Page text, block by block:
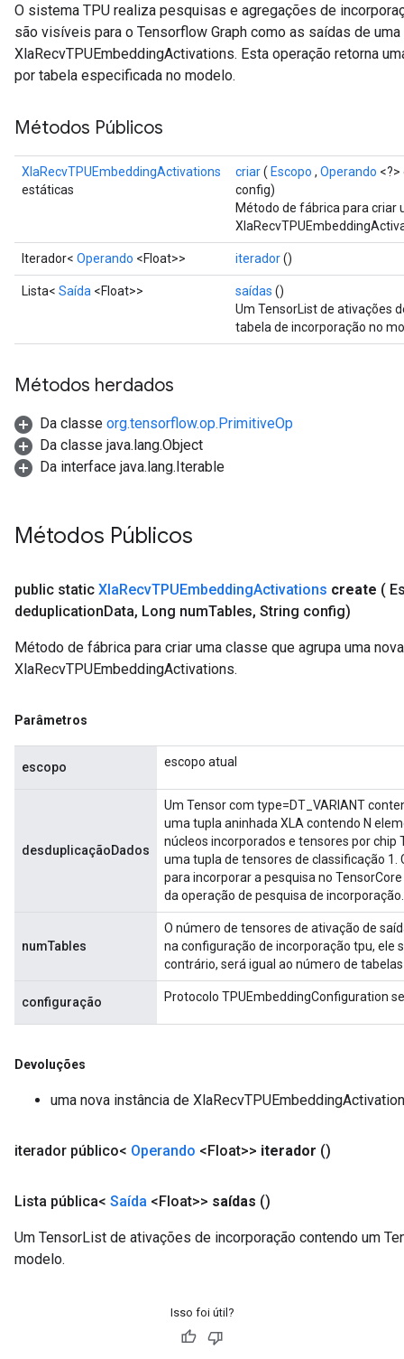
O sistema TPU realiza pesquisas e agregações de
são visíveis para o Tensorflow Graph como as saídas de
XlaRecvTPUEmbeddingActivations. Esta operação retorna
por tabela especificada no modelo.
Métodos Públicos
XlaRecvTPUEmbeddingActivations
estáticas
criar( Escopo , Operando
config)
Método de fábrica para criar
Iterador< Operando <Float>> iterador()
Lista< Saída <Float>> saídas ()
Um TensorList de ativações
tabela de incorporação no
Métodos herdados
Da classe org.tensorflow.op.PrimitiveOp
Da classe java.lang.Object
Da interface java.lang.Iterable
Métodos Públicos
public static XlaRecvTPUEmbeddingActivations create (
deduplicationData, Long numTables, String config)
Método de fábrica para criar uma classe que agrupa uma
XlaRecvTPUEmbeddingActivations.
Parâmetros
escopo escopo atual
desduplicaçãoDados
Um Tensor com type=DT_VARIANT
uma tupla aninhada XLA contendo N
núcleos incorporados e tensores por chip
uma tupla de tensores de classificação 1.
para incorporar a pesquisa no
da operação de pesquisa de incorporação.
numTables
O número de tensores de ativação de
na configuração de incorporação tpu, ele
contrário, será igual ao número de
configuração Protocolo TPUEmbeddingConfiguration
Devoluções
uma nova instância de
iterador público< Operando <Float>> iterador ()
Lista pública< Saída <Float>> saídas ()
Um TensorList de ativações de incorporação contendo um
modelo.
Isso foi útil?